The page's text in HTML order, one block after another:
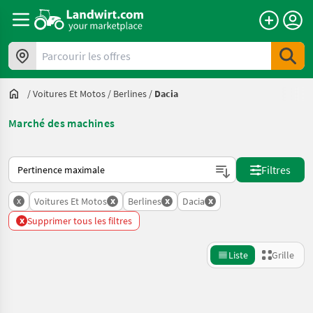
Parcourir les offres
/Voitures Et Motos / Berlines / Dacia
Marché des machines
Voici comment les annonces sont triées sur Landwirt.com
Filtres
x Voitures Et Motos x Berlines x Dacia x
x Supprimer tous les filtres
Liste Grille